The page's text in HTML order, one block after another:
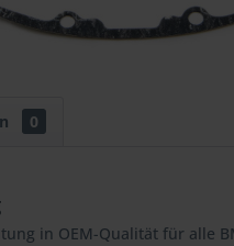
0
in OEM-Qualität für alle